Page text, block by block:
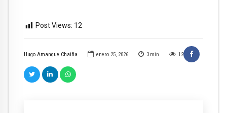
Hugo Amanque Chaiña enero 25, 2026 3 min 12
Post Views: 12